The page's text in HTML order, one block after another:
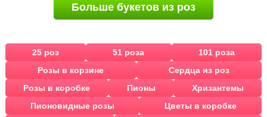
Больше букетов из роз
25 роз 51 роза
101 роза
Розы в корзине
Сердца из роз
Розы в коробке
Пионы
Хризантемы
Пионовидные розы
Цветы в коробке